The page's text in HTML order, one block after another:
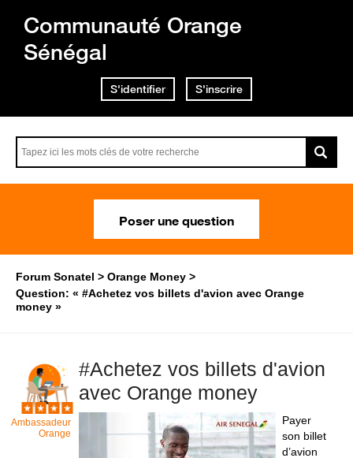
Communauté Orange
Sénégal
S'identifier S'inscrire
Poser une question
Forum Sonatel
Orange Money
Question: « #Achetez vos billets d'avion avec Orange
money »
#Achetez vos billets d'avion
avec Orange money
Payer
son billet
d’avion
Ambassadeur
Orange